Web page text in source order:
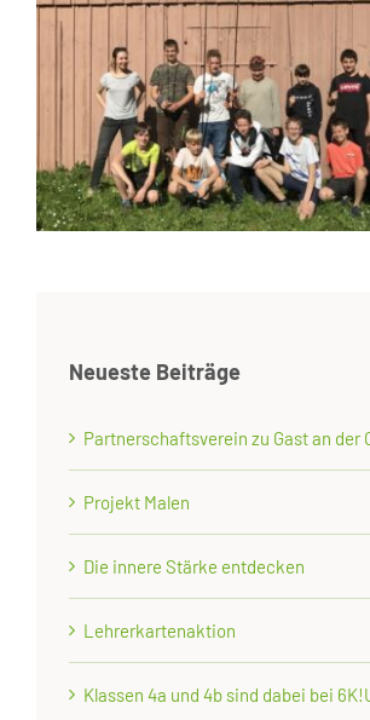
Neueste Beiträge
Partnerschaftsverein zu Gast an der
Projekt Malen
Die innere Stärke entdecken
Lehrerkartenaktion
Klassen 4a und 4b sind dabei bei